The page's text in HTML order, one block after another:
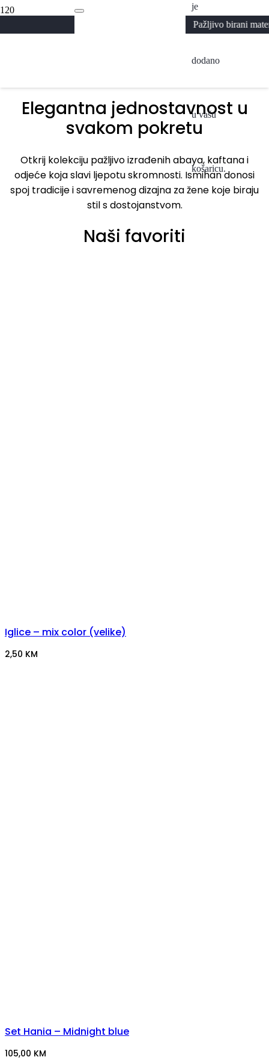
Pažljivo birani materijali i
je
dodano
u vašu
košaricu.
Abaya
Elegantna jednostavnost u
svakom pokretu
Otkrij kolekciju pažljivo izrađenih abaya, kaftana i
odjeće koja slavi ljepotu skromnosti. Ismihan donosi
spoj tradicije i savremenog dizajna za žene koje biraju
stil s dostojanstvom.
Naši favoriti
Iglice – mix color (velike)
2,50 KM
Set Hania – Midnight blue
105,00 KM